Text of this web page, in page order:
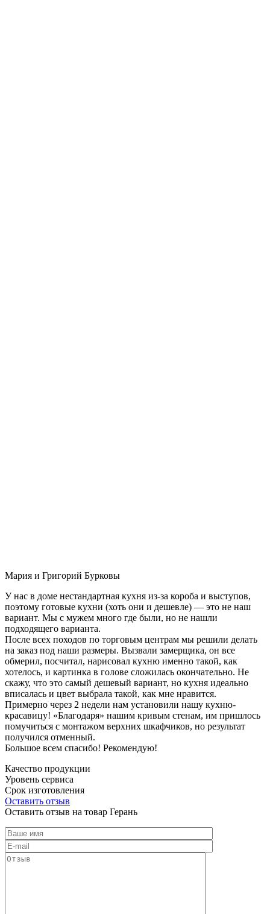
Мария и Григорий Бурковы
У нас в доме нестандартная кухня из-за короба и выступов,
поэтому готовые кухни (хоть они и дешевле) — это не наш
вариант. Мы с мужем много где были, но не нашли
подходящего варианта.
После всех походов по торговым центрам мы решили делать
на заказ под наши размеры. Вызвали замерщика, он все
обмерил, посчитал, нарисовал кухню именно такой, как
хотелось, и картинка в голове сложилась окончательно. Не
скажу, что это самый дешевый вариант, но кухня идеально
вписалась и цвет выбрала такой, как мне нравится.
Примерно через 2 недели нам установили нашу кухню-
красавицу! «Благодаря» нашим кривым стенам, им пришлось
помучиться с монтажом верхних шкафчиков, но результат
получился отменный.
Большое всем спасибо! Рекомендую!
Качество продукции
Уровень сервиса
Срок изготовления
Оставить отзыв
Оставить отзыв на товар Герань